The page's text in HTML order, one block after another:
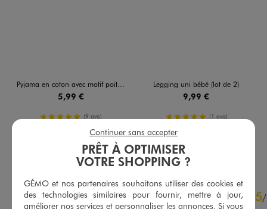
Pyjama en coton avec motif poitrine bébé fille
5,99 €
5/5 de moyenne
(9 avis)
AJOUTERAU PANIER
Legging uni bébé (lot de 2)
9,99 €
5/5 de moyenne
(1 avis)
AJOUTER
4.8/5 5/
PRÊT À OPTIMISER
VOTRE SHOPPING ?
GÉMO et nos partenaires souhaitons utiliser des cookies et
des technologies similaires pour fournir, mettre à jour,
améliorer nos services et personnaliser les annonces. Si vous
Continuer sans accepter